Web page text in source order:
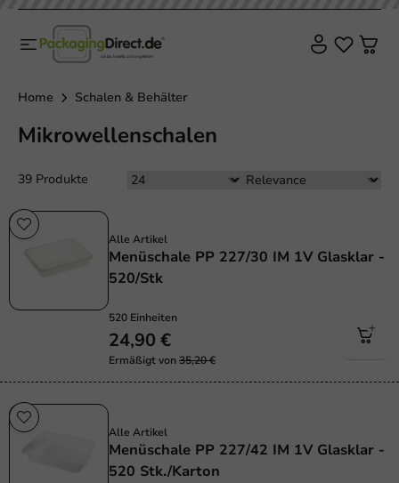
Home Schalen & Behälter
Mikrowellenschalen
39 Produkte
Alle Artikel
Menüschale PP 227/30 IM 1V Glasklar -
520/Stk
520 Einheiten
24,90 €
Ermäßigt von35,20 €
Alle Artikel
Menüschale PP 227/42 IM 1V Glasklar -
520 Stk./Karton